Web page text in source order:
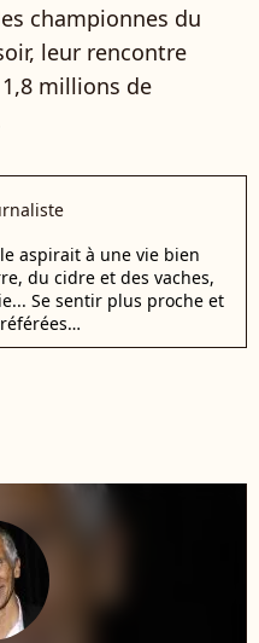
championnes du
leur rencontre
millions de
aspirait à une vie bien
du cidre et des vaches,
Se sentir plus proche et